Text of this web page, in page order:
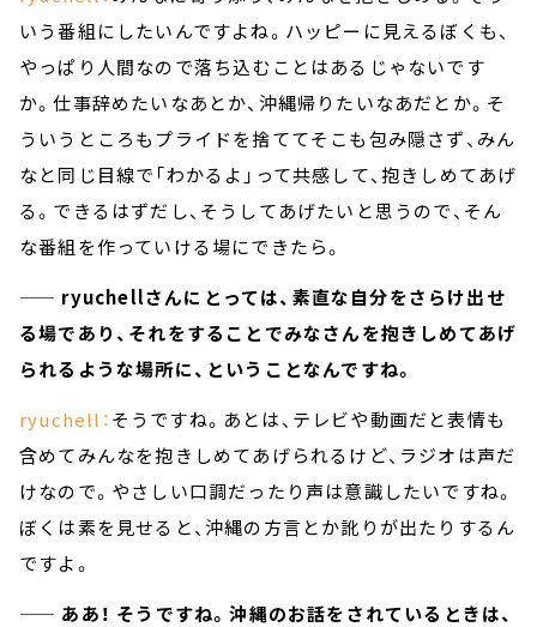
いう番組にしたいんですよね。ハッピーに見えるぼくも、
やっぱり人間なので落ち込むことはあるじゃないです
か。仕事辞めたいなあとか、沖縄帰りたいなあだとか。そ
ういうところもプライドを捨ててそこも包み隠さず、みん
なと同じ目線で「わかるよ」って共感して、抱きしめてあげ
る。できるはずだし、そうしてあげたいと思うので、そん
な番組を作っていける場にできたら。
—— ryuchellさんにとっては、素直な自分をさらけ出せ
る場であり、それをすることでみなさんを抱きしめてあげ
られるような場所に、ということなんですね。
ryuchell：そうですね。あとは、テレビや動画だと表情も
含めてみんなを抱きしめてあげられるけど、ラジオは声だ
けなので。やさしい口調だったり声は意識したいですね。
ぼくは素を見せると、沖縄の方言とか訛りが出たりするん
ですよ。
—— ああ！ そうですね。沖縄のお話をされているときは、